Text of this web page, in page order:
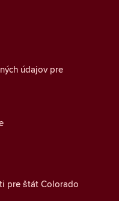
údajov pre
pre štát Colorado